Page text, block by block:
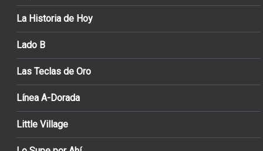
La Historia de Hoy
Lado B
Las Teclas de Oro
Línea A-Dorada
Little Village